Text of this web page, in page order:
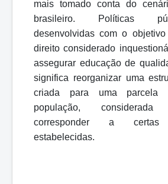
mais tomado conta do
brasileiro. Políticas
desenvolvidas com o
direito considerado
assegurar educação de
significa reorganizar uma
criada para uma parcela
população,
corresponder a certas
estabelecidas.